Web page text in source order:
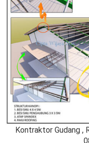
Kontraktor Gudang ,